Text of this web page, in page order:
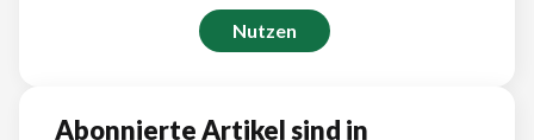
Nutzen
Abonnierte Artikel sind in